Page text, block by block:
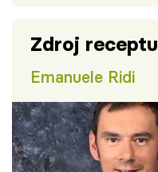
Zdroj receptu
Emanuele Ridi